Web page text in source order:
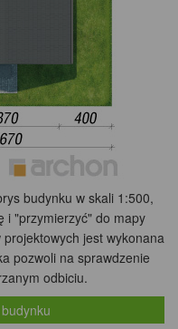
budynku w skali 1:500,
i "przymierzyć" do mapy
jest wykonana
pozwoli na sprawdzenie
odbiciu.